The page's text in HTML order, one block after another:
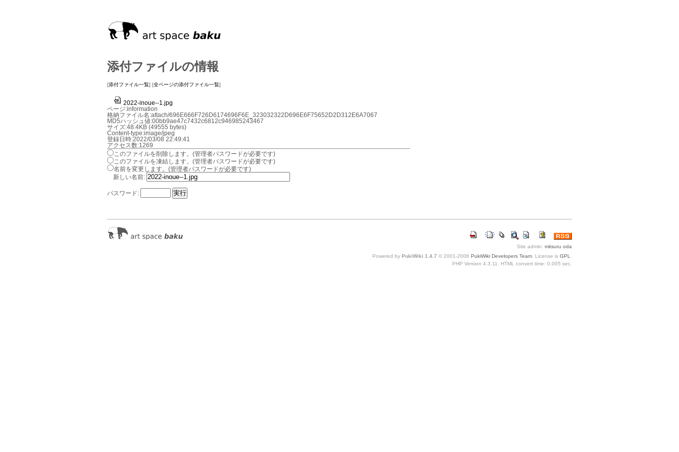
添付ファイルの情報
[添付ファイル一覧] [全ページの添付ファイル一覧]
2022-inoue--1.jpg
ページ:information
格納ファイル名:attach/696E666F726D6174696F6E_323032322D696E6F75652D2D312E6A7067
MD5ハッシュ値:00bb9ae47c7432c6812c946985243467
サイズ:48.4KB (49555 bytes)
Content-type:image/jpeg
登録日時:2022/03/08 22:49:41
アクセス数:1269
このファイルを削除します。(管理者パスワードが必要です)
このファイルを凍結します。(管理者パスワードが必要です)
名前を変更します。(管理者パスワードが必要です)
新しい名前:
パスワード:
Site admin: mitsuru oda
Powered by PukiWiki 1.4.7 © 2001-2006 PukiWiki Developers Team . License is GPL
PHP Version 4.3.11. HTML convert time: 0.005 sec.